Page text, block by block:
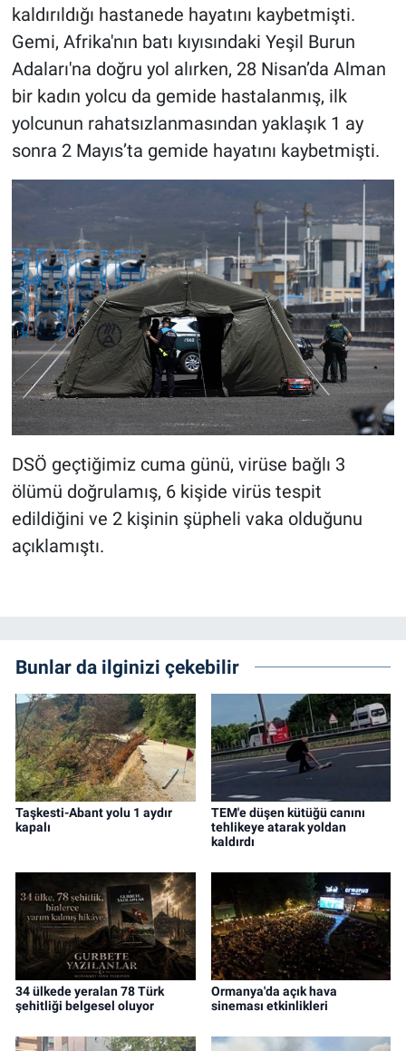
kaldırıldığı hastanede hayatını kaybetmişti.
Gemi, Afrika'nın batı kıyısındaki Yeşil Burun
Adaları'na doğru yol alırken, 28 Nisan’da Alman
bir kadın yolcu da gemide hastalanmış, ilk
yolcunun rahatsızlanmasından yaklaşık 1 ay
sonra 2 Mayıs’ta gemide hayatını kaybetmişti.
DSÖ geçtiğimiz cuma günü, virüse bağlı 3
ölümü doğrulamış, 6 kişide virüs tespit
edildiğini ve 2 kişinin şüpheli vaka olduğunu
açıklamıştı.
Bunlar da ilginizi çekebilir
Taşkesti-Abant yolu 1 aydır
kapalı
TEM'e düşen kütüğü canını
tehlikeye atarak yoldan
kaldırdı
34 ülkede yeralan 78 Türk
şehitliği belgesel oluyor
Ormanya'da açık hava
sineması etkinlikleri